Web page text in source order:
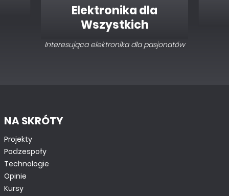
Elektronika dla
Wszystkich
Interesująca elektronika dla pasjonatów
NA SKRÓTY
Projekty
Podzespoły
Technologie
Opinie
Kursy